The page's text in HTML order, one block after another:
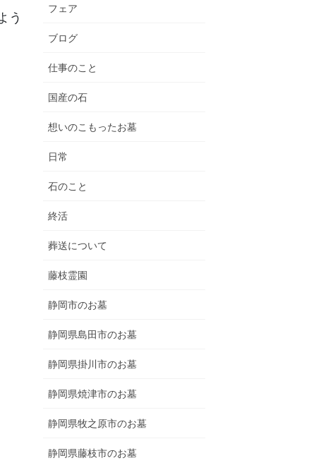
う
フェア
ブログ
仕事のこと
国産の石
想いのこもったお墓
日常
石のこと
終活
葬送について
藤枝霊園
静岡市のお墓
静岡県島田市のお墓
静岡県掛川市のお墓
静岡県焼津市のお墓
静岡県牧之原市のお墓
静岡県藤枝市のお墓